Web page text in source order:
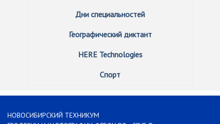
Дни специальностей
Географический диктант
HERE Technologies
Спорт
НОВОСИБИРСКИЙ ТЕХНИКУМ